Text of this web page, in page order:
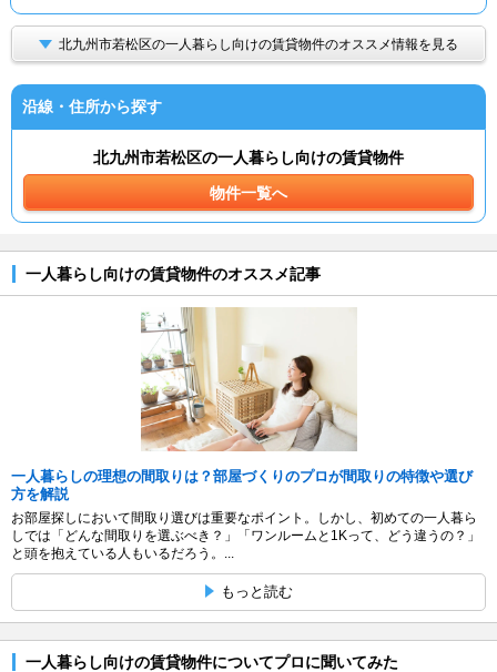
北九州市若松区の一人暮らし向けの賃貸物件のオススメ情報を見る
沿線・住所から探す
北九州市若松区の一人暮らし向けの賃貸物件
物件一覧へ
一人暮らし向けの賃貸物件のオススメ記事
一人暮らしの理想の間取りは？部屋づくりのプロが間取りの特徴や選び
方を解説
お部屋探しにおいて間取り選びは重要なポイント。しかし、初めての一人暮ら
しでは「どんな間取りを選ぶべき？」「ワンルームと1Kって、どう違うの？」
と頭を抱えている人もいるだろう。...
もっと読む
一人暮らし向けの賃貸物件についてプロに聞いてみた